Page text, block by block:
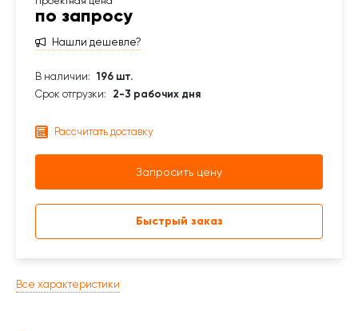
Все характеристики
по запросу
Нашли дешевле?
В наличии: 196 шт.
Срок отгрузки:
2-3 рабочих дня
Рассчитать доставку
Запросить цену
Быстрый заказ